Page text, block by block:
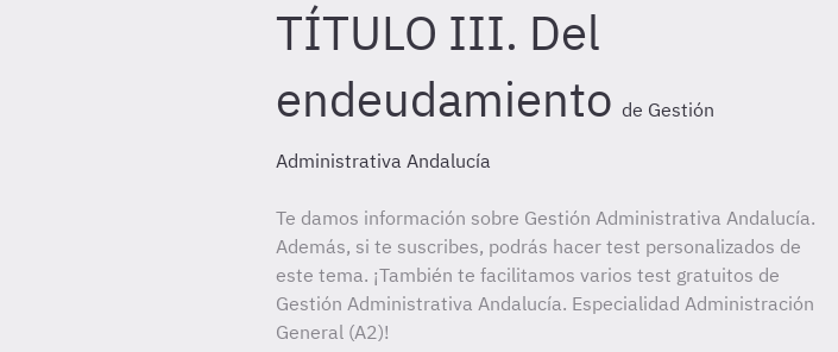
TÍTULO III. Del
endeudamiento de Gestión
Administrativa Andalucía
Te damos información sobre Gestión Administrativa Andalucía.
Además, si te suscribes, podrás hacer test personalizados de
este tema. ¡También te facilitamos varios test gratuitos de
Gestión Administrativa Andalucía. Especialidad Administración
General (A2)!